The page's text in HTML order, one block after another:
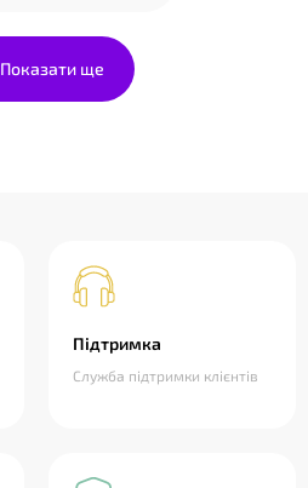
Показати ще
Підтримка
Служба підтримки клієнтів